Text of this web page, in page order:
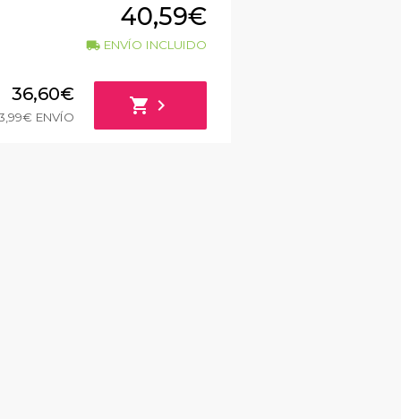
40,59€
local_shipping ENVÍO INCLUIDO
36,60€
ENVÍO
shopping_cart chevron_right